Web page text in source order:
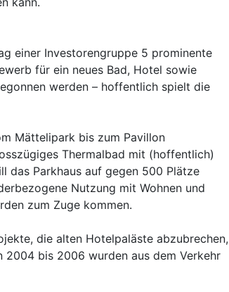
einer Investorengruppe 5 prominente
für ein neues Bad, Hotel sowie
werden – hoffentlich spielt die
Mättelipark bis zum Pavillon
Thermalbad mit (hoffentlich)
das Parkhaus auf gegen 500 Plätze
Nutzung mit Wohnen und
zum Zuge kommen.
die alten Hotelpaläste abzubrechen,
2004 bis 2006 wurden aus dem Verkehr